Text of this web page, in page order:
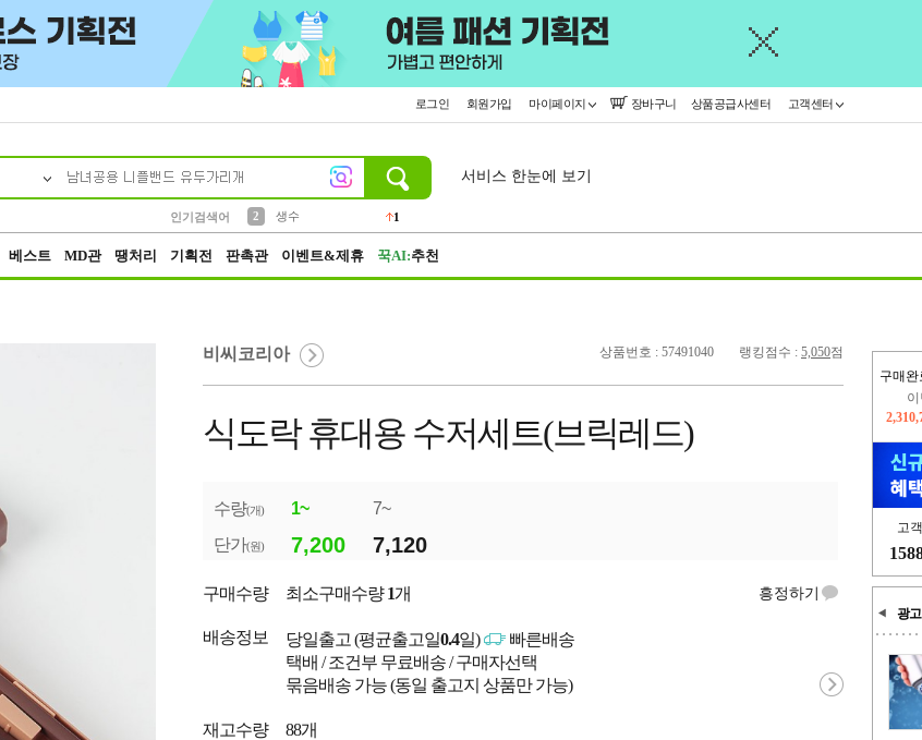
로그인 회원가입 마이페이지 장바구니 상품공급사센터 고객센터
인기검색어
2
생수
1
서비스 한눈에 보기
베스트 MD관 땡처리 기획전 판촉관 이벤트&제휴 꾹AI:추천
구매완
고
광고
상품번호 : 57491040 랭킹점수 : 5,050점
비씨코리아
식도락 휴대용 수저세트(브릭레드)
수량(개) 1~
7~
단가(원) 7,200 7,120
구매수량 최소구매수량1개 흥정하기
배송정보 당일출고 (평균출고일0.4일)
빠른배송
택배 / 조건부 무료배송 / 구매자선택
묶음배송 가능 (동일 출고지 상품만 가능)
재고수량 88개